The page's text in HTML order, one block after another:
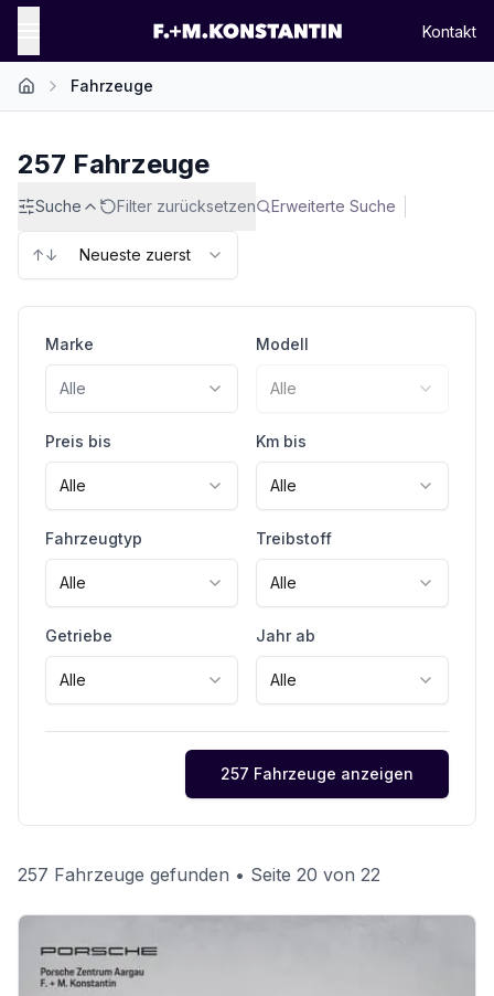
Kontakt
StartseiteFahrzeuge
257 Fahrzeuge
Suche Filter zurücksetzen Erweiterte Suche
↑↓ Neueste zuerst
Marke
Alle
Modell
Alle
Preis bis
Alle
Km bis
Alle
Fahrzeugtyp
Alle
Treibstoff
Alle
Getriebe
Alle
Jahr ab
Alle
257 Fahrzeuge anzeigen
257 Fahrzeuge gefunden • Seite 20 von 22